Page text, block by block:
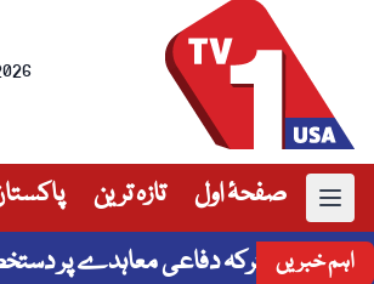
صفحۂ اول تازہ ترین
اہم خبریں
آج، مشترکہ دفاعی معاہدے پر دستخط